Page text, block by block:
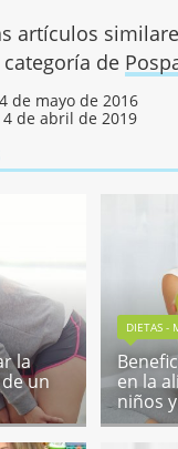
artículos
categoría de
de mayo de 2016
4 de abril de 2019
la
un
DIETAS -
en la
niños